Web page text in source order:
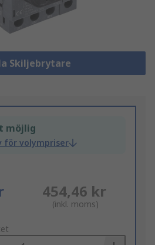
Skiljebrytare
möjlig
för volympriser
454,46 kr
(inkl. moms)